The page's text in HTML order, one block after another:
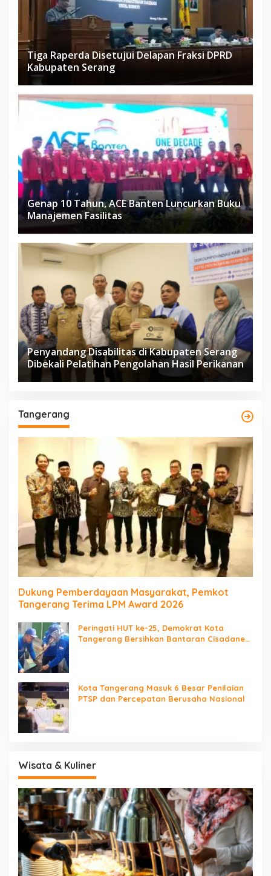
Tiga Raperda Disetujui Delapan Fraksi DPRD
Kabupaten Serang
Genap 10 Tahun, ACE Banten Luncurkan Buku
Manajemen Fasilitas
Penyandang Disabilitas di Kabupaten Serang
Dibekali Pelatihan Pengolahan Hasil Perikanan
Tangerang
Dukung Pemberdayaan Masyarakat, Pemkot
Tangerang Terima LPM Award 2026
Peringati HUT ke-25, Demokrat Kota
Tangerang Bersihkan Bantaran Cisadane
Kota Tangerang Masuk 6 Besar Penilaian
PTSP dan Percepatan Berusaha Nasional
Wisata & Kuliner